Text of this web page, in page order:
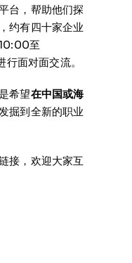
台，帮助他们探
约有四十家企业
至
面对面交流。
希望在中国或海
掘到全新的职业
接，欢迎大家互